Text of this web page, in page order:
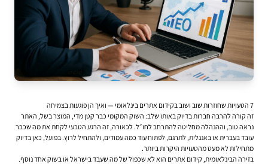
7 הטעויות שחוזרות שוב ושוב בקידום אתרים בינלאומי — ואיך הן פוגעות בצמיחה
זה קורה להרבה חברות בדיוק באותו שלב: השוק המקומי כבר קטן מדי, המוצר בשל, האתר
נראה טוב, וההנהלה מחליטה להתרחב לחו״ל. לכאורה, זה הרגע הטבעי לקחת את מה שכבר
עובד בעברית או באנגלית, לתרגם, לפתוח עוד כמה עמודים, ולהתחיל לרוץ. בפועל, כאן בדיוק
מתחילות לא מעט מהטעויות היקרות ביותר.
בזירה הבינלאומית, קידום אתרים הוא לא שכפול של מה שעבד בישראל או בשוק אחד נוסף.